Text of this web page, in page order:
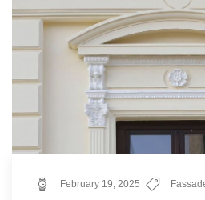
February 19, 2025